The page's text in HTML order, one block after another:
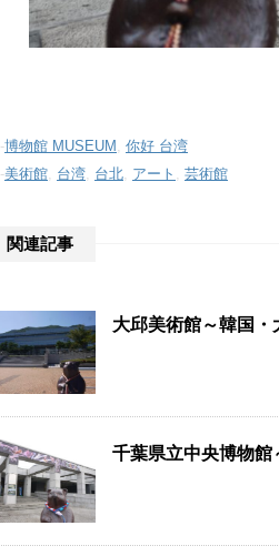
-博物館 MUSEUM
你好 台湾
-美術館 台湾 台北 アート 芸術館
関連記事
大邱美術館～韓国・
千葉県立中央博物館